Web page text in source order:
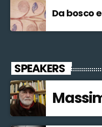
Da bosco
SPEAKERS